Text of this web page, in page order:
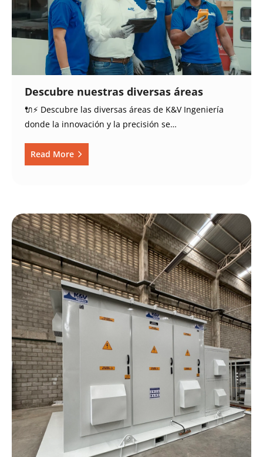
Descubre nuestras diversas áreas
🔌⚡ Descubre las diversas áreas de K&V Ingeniería
donde la innovación y la precisión se…
Read More